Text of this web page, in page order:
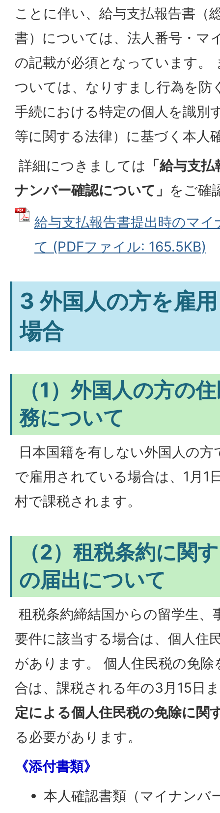
ことに伴い、給与支払報告書（
書）については、法人番号・マ
の記載が必須となっています。
ついては、なりすまし行為を防
手続における特定の個人を識別
等に関する法律）に基づく本人
詳細につきましては 「給与支
ナンバー確認について」 をご確
給与支払報告書提出時のマ
て (PDFファイル: 165.5KB)
3 外国人の方を雇
場合
（1）外国人の方の
務について
日本国籍を有しない外国人の
で雇用されている場合は、1月1
村で課税されます。
（2）租税条約に関
の届出について
租税条約締結国からの留学生、
要件に該当する場合は、個人住
があります。 個人住民税の免
合は、課税される年の3月15日
定による個人住民税の免除に関
る必要があります。
《添付書類》
本人確認書類（マイナンバ